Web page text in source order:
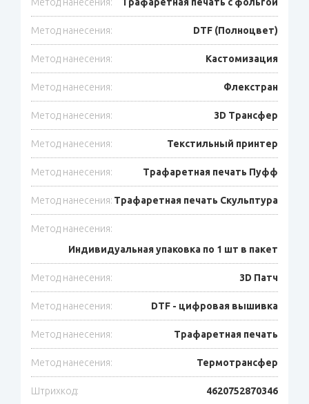
Метод нанесения: DTF (Полноцвет)
Метод нанесения: Кастомизация
Метод нанесения: Флекстран
Метод нанесения: 3D Трансфер
Метод нанесения: Текстильный принтер
Метод нанесения: Трафаретная печать Пуфф
Метод нанесения: Трафаретная печать Скульптура
Метод нанесения:
Индивидуальная упаковка по 1 шт в пакет
Метод нанесения: 3D Патч
Метод нанесения: DTF - цифровая вышивка
Метод нанесения: Трафаретная печать
Метод нанесения: Термотрансфер
Штрихкод: 4620752870346